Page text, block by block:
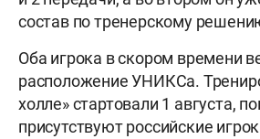
состав по тренерскому
Оба игрока в скором времени
расположение УНИКСа.
холле» стартовали 1 августа,
присутствуют российские